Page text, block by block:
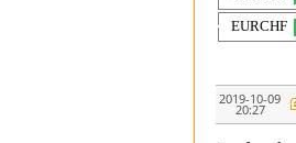
2019-10-09
20:27